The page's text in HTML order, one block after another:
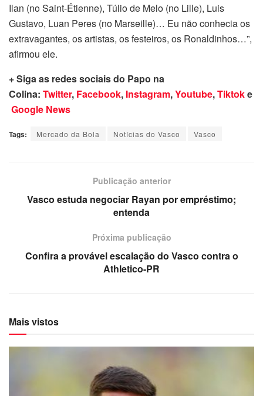
Ilan (no Saint-Étienne), Túlio de Melo (no Lille), Luis
Gustavo, Luan Peres (no Marseille)… Eu não conhecia os
extravagantes, os artistas, os festeiros, os Ronaldinhos…”,
afirmou ele.
+ Siga as redes sociais do Papo na
Colina: Twitter, Facebook, Instagram,Youtube,Tiktoke
Google News
Tags: Mercado da Bola Notícias do Vasco Vasco
Publicação anterior
Vasco estuda negociar Rayan por empréstimo;
entenda
Próxima publicação
Confira a provável escalação do Vasco contra o
Athletico-PR
Mais vistos